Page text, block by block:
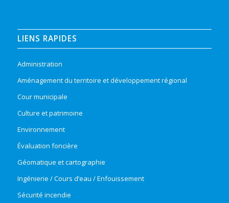
LIENS RAPIDES
Administration
Aménagement du territoire et développement régional
Cour municipale
Culture et patrimoine
Environnement
Évaluation foncière
Géomatique et cartographie
Ingénierie / Cours d’eau / Enfouissement
Sécurité incendie